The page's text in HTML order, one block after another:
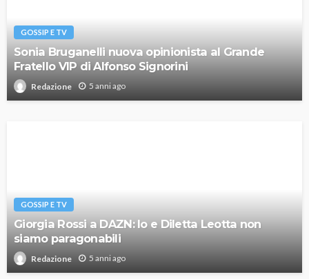
GOSSIP E TV
Sonia Bruganelli nuova opinionista al Grande
Fratello VIP di Alfonso Signorini
Redazione 5 anni ago
GOSSIP E TV
Giorgia Rossi a DAZN: Io e Diletta Leotta non
siamo paragonabili
Redazione 5 anni ago